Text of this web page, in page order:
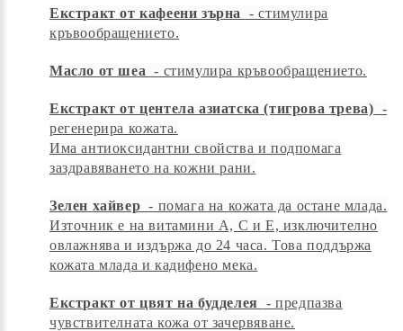
Екстракт от кафеени зърна
- стимулира
кръвообращението.
Масло от шеа - стимулира кръвообращението.
Екстракт от центела азиатска (тигрова трева) -
регенерира кожата.
Има антиоксидантни свойства и подпомага
заздравяването на кожни рани.
Зелен хайвер - помага на кожата да остане млада.
Източник е на витамини А, С и Е, изключително
овлажнява и издържа до 24 часа. Това поддържа
кожата млада и кадифено мека.
Екстракт от цвят на будделея
- предпазва
чувствителната кожа от зачервяване.